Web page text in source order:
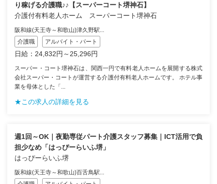
り稼げる介護職♪♪【スーパーコート堺神石】
介護付有料老人ホーム スーパーコート堺神石
阪和線(天王寺～和歌山)津久野駅...
介護職
アルバイト・パート
日給：24,832円～25,296円
スーパー・コート堺神石は、関西一円で有料老人ホームを展開する株式
会社スーパー・コートが運営する介護付有料老人ホームです。 ホテル事
業を母体とした「...
★この求人の詳細を見る
週1回～OK｜夜勤専従パート介護スタッフ募集｜ICT活用で負
担少なめ「はっぴーらいふ堺」
はっぴーらいふ堺
阪和線(天王寺～和歌山)百舌鳥駅...